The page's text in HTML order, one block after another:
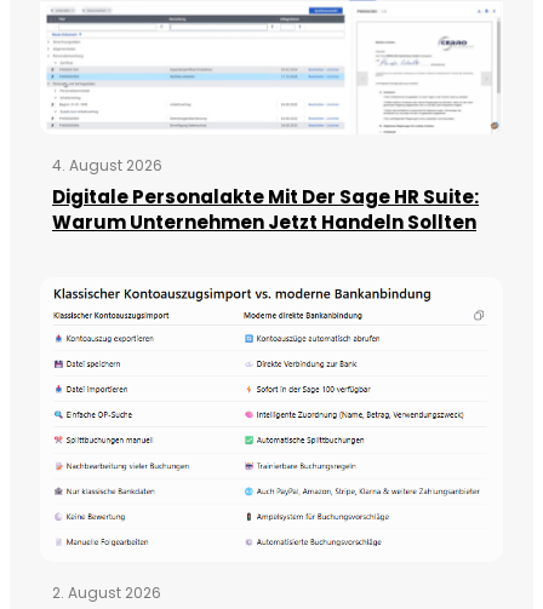
4. August 2026
Digitale Personalakte Mit Der Sage HR Suite:
Warum Unternehmen Jetzt Handeln Sollten
2. August 2026